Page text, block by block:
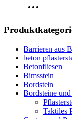
Barrieren aus
beton
Betonfliesen
Bimsstein
Bordstein
Bordsteine und
Taktiles